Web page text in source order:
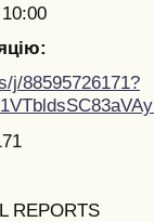
j/88595726171?
REPORTS